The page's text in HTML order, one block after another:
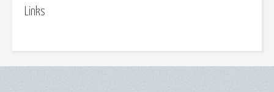
Links